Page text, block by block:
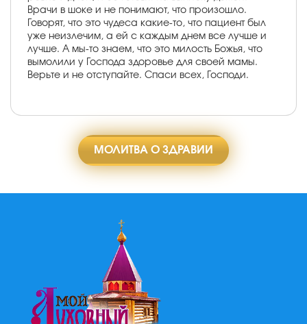
Врачи в шоке и не понимают, что произошло.
Говорят, что это чудеса какие-то, что пациент был
уже неизлечим, а ей с каждым днем все лучше и
лучше. А мы-то знаем, что это милость Божья, что
вымолили у Господа здоровье для своей мамы.
Верьте и не отступайте. Спаси всех, Господи.
МОЛИТВА О ЗДРАВИИ